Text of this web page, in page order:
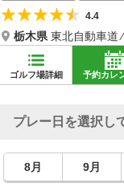
4.4
栃木県東北自動車道
ゴルフ場詳細 予約カレ
プレー日を選択し
8月 9月